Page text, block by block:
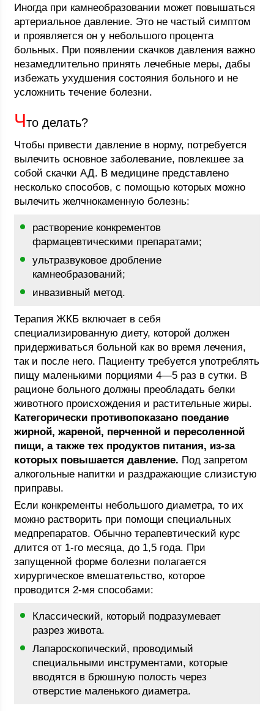
Иногда при камнеобразовании может повышаться
артериальное давление. Это не частый симптом
и проявляется он у небольшого процента
больных. При появлении скачков давления важно
незамедлительно принять лечебные меры, дабы
избежать ухудшения состояния больного и не
усложнить течение болезни.
Что делать?
Чтобы привести давление в норму, потребуется
вылечить основное заболевание, повлекшее за
собой скачки АД. В медицине представлено
несколько способов, с помощью которых можно
вылечить желчнокаменную болезнь:
растворение конкрементов
фармацевтическими препаратами;
ультразвуковое дробление
камнеобразований;
инвазивный метод.
Терапия ЖКБ включает в себя
специализированную диету, которой должен
придерживаться больной как во время лечения,
так и после него. Пациенту требуется употреблять
пищу маленькими порциями 4—5 раз в сутки. В
рационе больного должны преобладать белки
животного происхождения и растительные жиры.
Категорически противопоказано поедание
жирной, жареной, перченной и пересоленной
пищи, а также тех продуктов питания, из-за
которых повышается давление. Под запретом
алкогольные напитки и раздражающие слизистую
приправы.
Если конкременты небольшого диаметра, то их
можно растворить при помощи специальных
медпрепаратов. Обычно терапевтический курс
длится от 1-го месяца, до 1,5 года. При
запущенной форме болезни полагается
хирургическое вмешательство, которое
проводится 2-мя способами:
Классический, который подразумевает
разрез живота.
Лапароскопический, проводимый
специальными инструментами, которые
вводятся в брюшную полость через
отверстие маленького диаметра.